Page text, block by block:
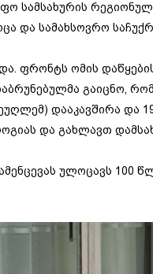
სამსახურის
და სამახსოვრო
ფრონტს ომის
გაიცნო,
დააკავშირა და
და გახლავთ
ულოცავს 100